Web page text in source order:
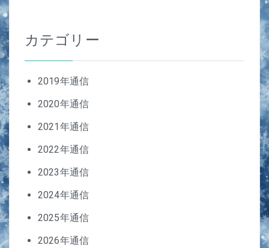
カテゴリー
2019年通信
2020年通信
2021年通信
2022年通信
2023年通信
2024年通信
2025年通信
2026年通信